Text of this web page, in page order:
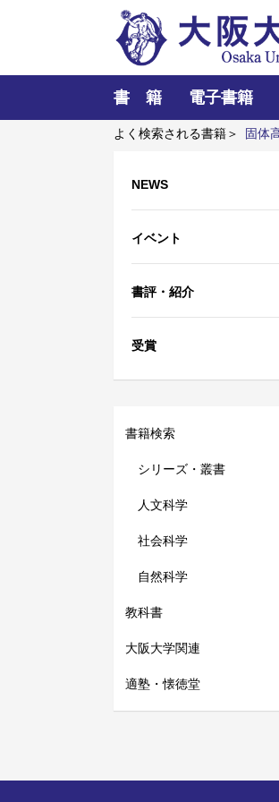
書 籍 電子書籍
よく検索される書籍＞ 固体
NEWS
イベント
書評・紹介
受賞
書籍検索
シリーズ・叢書
人文科学
社会科学
自然科学
教科書
大阪大学関連
適塾・懐徳堂